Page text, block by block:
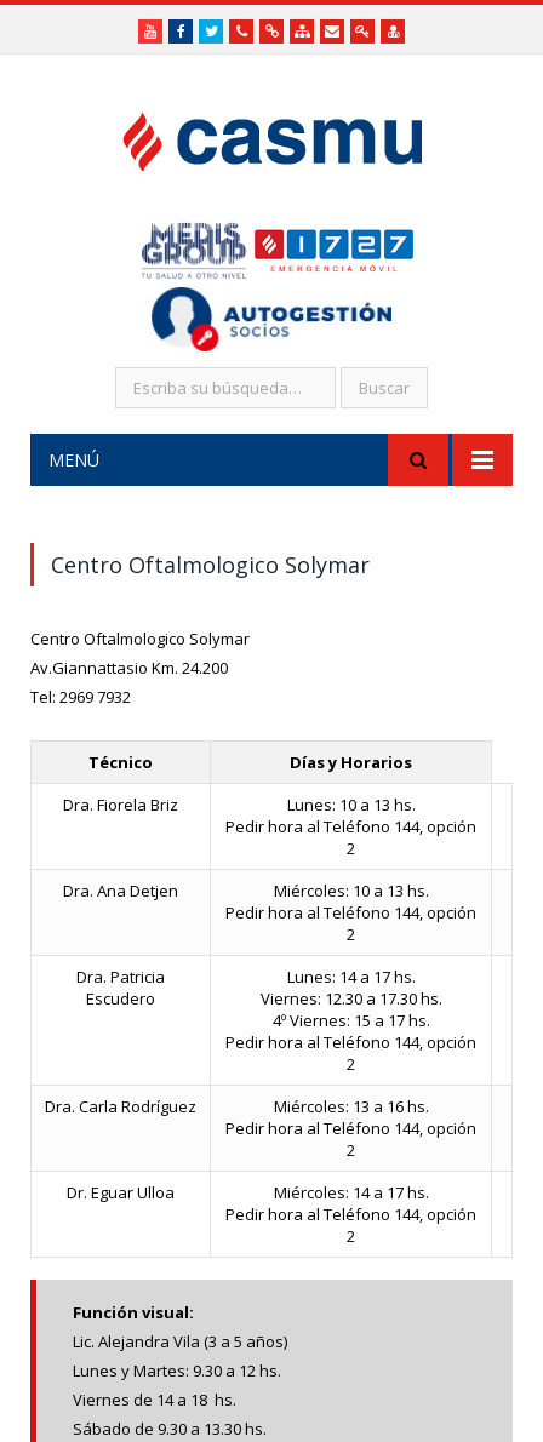
YoutubeFacebook
TwitterTeléfonos
EnlacesMapaFormularios
AccesoAcceso
MENÚ
Centro Oftalmologico Solymar
Centro Oftalmologico Solymar
Av.Giannattasio Km. 24.200
Tel: 2969 7932
Técnico
Días y Horarios
Dra. Fiorela Briz
Lunes: 10 a 13 hs.
Pedir hora al Teléfono 144, opción
2
Dra. Ana Detjen
Miércoles: 10 a 13 hs.
Pedir hora al Teléfono 144, opción
2
Dra. Patricia
Escudero
Lunes: 14 a 17 hs.
Viernes: 12.30 a 17.30 hs.
4º Viernes: 15 a 17 hs.
Pedir hora al Teléfono 144, opción
2
Dra. Carla Rodríguez
Miércoles: 13 a 16 hs.
Pedir hora al Teléfono 144, opción
2
Dr. Eguar Ulloa
Miércoles: 14 a 17 hs.
Pedir hora al Teléfono 144, opción
2
Función visual:
Lic. Alejandra Vila (3 a 5 años)
Lunes y Martes: 9.30 a 12 hs.
Viernes de 14 a 18 hs.
Sábado de 9.30 a 13.30 hs.